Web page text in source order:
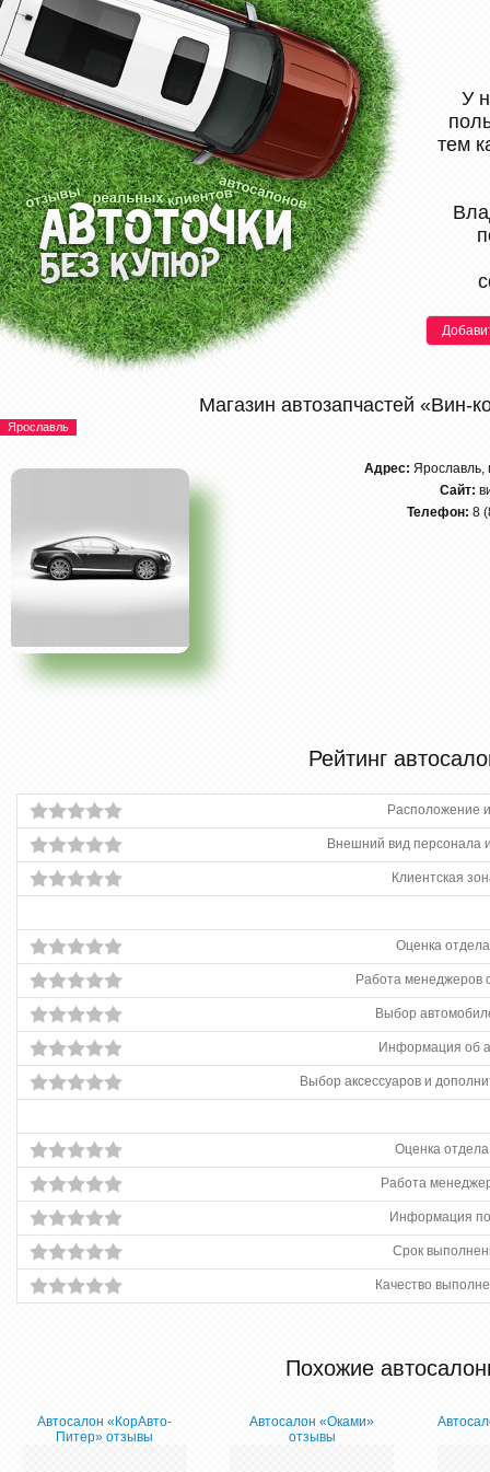
У
тем
Магазин автозапчастей «Вин-
Ярославль
Адрес: Ярославль,
Сайт:
Телефон: 8
Рейтинг
Расположение
Внешний вид персонала
Клиентская
Оценка
Работа менеджеров
Выбор
Информация об
Выбор аксессуаров и
Оценка
Работа
Информация
Срок
Качество
Похожие
Автосалон «КорАвто-
Питер» отзывы
Автосалон «Оками»
отзывы